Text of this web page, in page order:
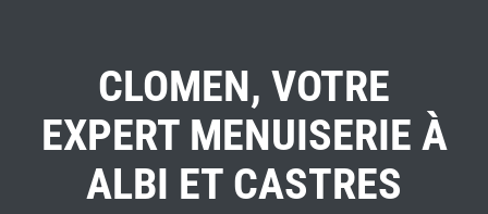
CLOMEN, VOTRE
EXPERT MENUISERIE À
ALBI ET CASTRES